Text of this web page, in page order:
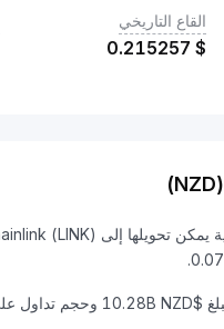
القاع التاريخي
$
0.215257